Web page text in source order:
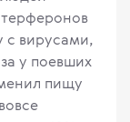
с вирусами,
у поевших
пищу